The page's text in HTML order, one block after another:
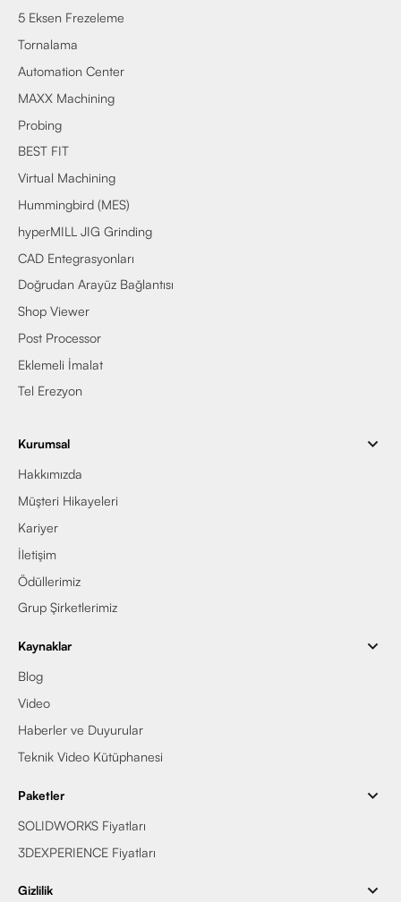
5 Eksen Frezeleme
Tornalama
Automation Center
MAXX Machining
Probing
BEST FIT
Virtual Machining
Hummingbird (MES)
hyperMILL JIG Grinding
CAD Entegrasyonları
Doğrudan Arayüz Bağlantısı
Shop Viewer
Post Processor
Eklemeli İmalat
Tel Erezyon
Kurumsal
Hakkımızda
Müşteri Hikayeleri
Kariyer
İletişim
Ödüllerimiz
Grup Şirketlerimiz
Kaynaklar
Blog
Video
Haberler ve Duyurular
Teknik Video Kütüphanesi
Paketler
SOLIDWORKS Fiyatları
3DEXPERIENCE Fiyatları
Gizlilik